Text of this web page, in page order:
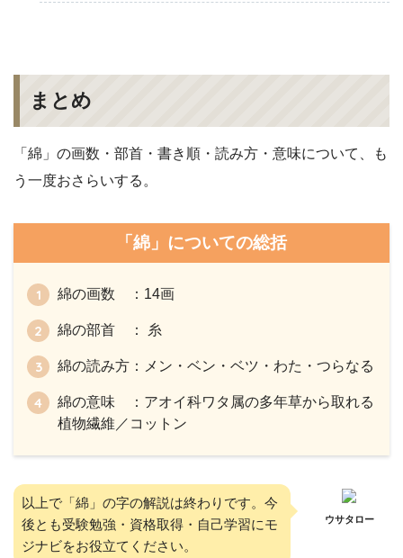
まとめ
「綿」の画数・部首・書き順・読み方・意味について、も
う一度おさらいする。
「綿」についての総括
綿の画数 ：14画
綿の部首 ： 糸
綿の読み方：メン・ベン・ベツ・わた・つらなる
綿の意味 ：アオイ科ワタ属の多年草から取れる
植物繊維／コットン
以上で「綿」の字の解説は終わりです。今
後とも受験勉強・資格取得・自己学習にモ
ジナビをお役立てください。
ウサタロー